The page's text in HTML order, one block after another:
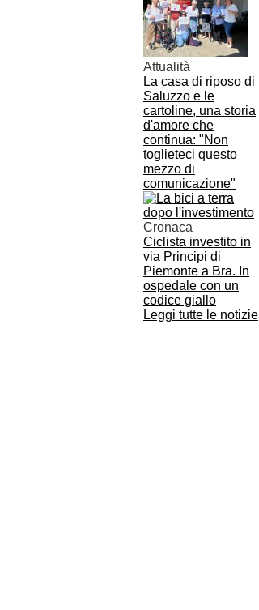
Attualità
La casa di riposo di
Saluzzo e le
cartoline, una storia
d'amore che
continua: "Non
toglieteci questo
mezzo di
comunicazione"
Cronaca
Ciclista investito in
via Principi di
Piemonte a Bra. In
ospedale con un
codice giallo
Leggi tutte le notizie